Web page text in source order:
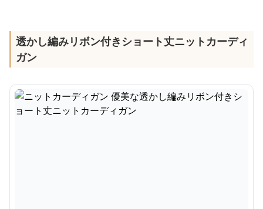
透かし編みリボン付きショート丈ニットカーディ
ガン